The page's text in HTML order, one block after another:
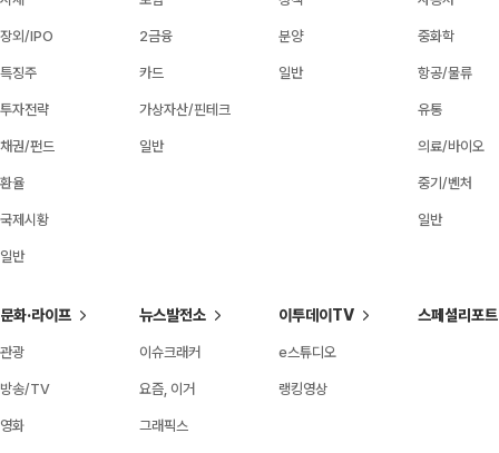
장외/IPO
특징주
투자전략
채권/펀드
환율
국제시황
일반
2금융
카드
가상자산/핀테크
일반
분양
일반
중화학
항공/물류
유통
의료/바이오
중기/벤처
일반
문화·라이프
관광
방송/TV
영화
뉴스발전소
이슈크래커
요즘, 이거
그래픽스
이투데이TV
e스튜디오
랭킹영상
스페셜리포트